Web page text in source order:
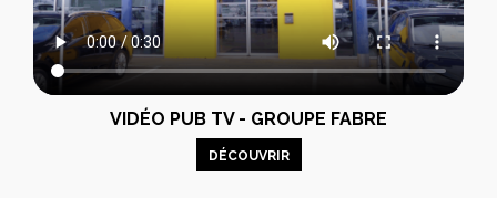
VIDÉO PUB TV - GROUPE FABRE
DÉCOUVRIR